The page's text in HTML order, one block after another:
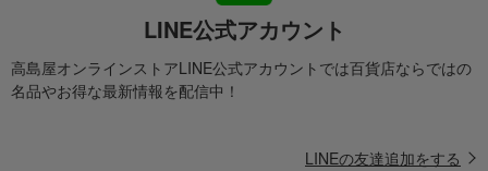
LINE公式アカウント
高島屋オンラインストアLINE公式アカウントでは百貨店ならではの
名品やお得な最新情報を配信中！
LINEの友達追加をする